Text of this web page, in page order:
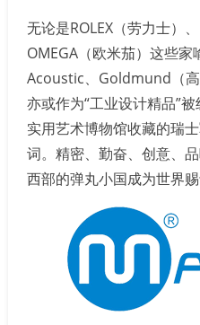
无论是ROLEX（劳力士）
OMEGA（欧米茄）这些
Acoustic、Goldmund（高
亦或作为“工业设计精品”
实用艺术博物馆收藏的瑞
词。精密、勤奋、创意
西部的弹丸小国成为世界